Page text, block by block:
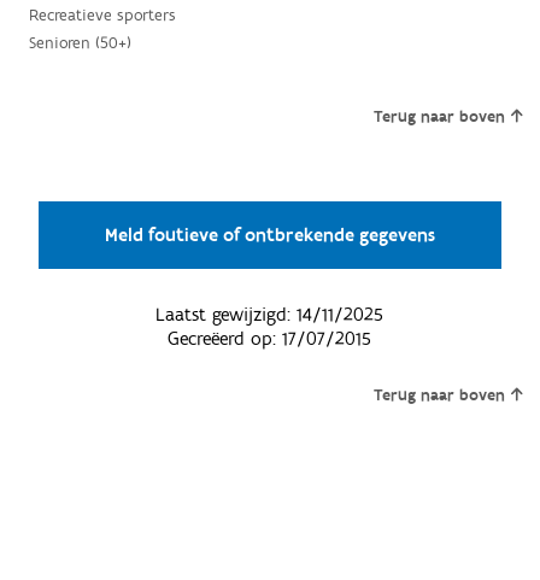
Recreatieve sporters
Senioren (50+)
Terug naar boven
Meld foutieve of ontbrekende gegevens
Laatst gewijzigd:14/11/2025
Gecreëerd op:17/07/2015
Terug naar boven